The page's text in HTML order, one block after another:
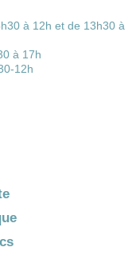
à 12h et de 13h30 à
à 17h
12h